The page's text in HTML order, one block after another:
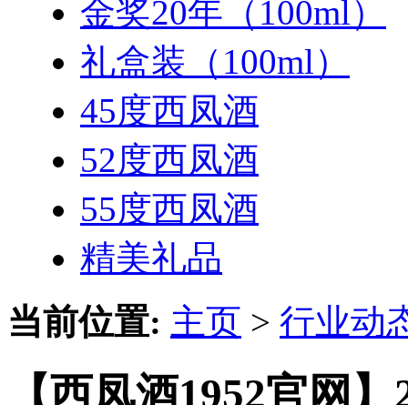
金奖20年（100ml）
礼盒装（100ml）
45度西凤酒
52度西凤酒
55度西凤酒
精美礼品
当前位置: 主页 > 行业动
【西凤酒1952官网